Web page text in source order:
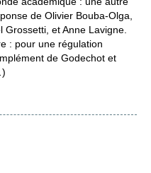
de Olivier Bouba-Olga,
et Anne Lavigne.
: pour une régulation
de Godechot et